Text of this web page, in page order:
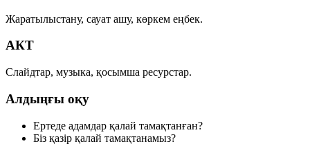
Жаратылыстану, сауат ашу, көркем еңбек.
АКТ
Слайдтар, музыка, қосымша ресурстар.
Алдыңғы оқу
Ертеде адамдар қалай тамақтанған?
Біз қазір қалай тамақтанамыз?